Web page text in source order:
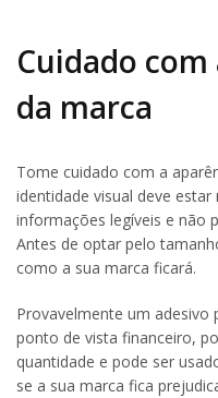
Cuidado
da marca
Tome cuidado com a
identidade visual deve
informações legíveis e não
Antes de optar pelo
como a sua marca ficará.
Provavelmente um
ponto de vista financeiro,
quantidade e pode ser
se a sua marca fica